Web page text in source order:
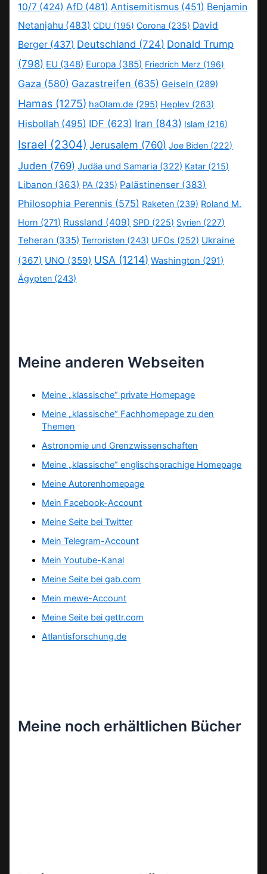
10/7 (424) AfD (481) Antisemitismus (451) Benjamin
Netanjahu (483) CDU (195) Corona (235) David
Berger (437) Deutschland (724) Donald Trump
(798) EU (348) Europa (385) Friedrich Merz (196)
Gaza (580) Gazastreifen (635) Geiseln (289)
Hamas (1275) haOlam.de (295) Heplev (263)
Hisbollah (495) IDF (623) Iran (843) Islam (216)
Israel (2304) Jerusalem (760) Joe Biden (222)
Juden (769) Judäa und Samaria (322) Katar (215)
Libanon (363) PA (235) Palästinenser (383)
Philosophia Perennis (575) Raketen (239) Roland M.
Horn (271) Russland (409) SPD (225) Syrien (227)
Teheran (335) Terroristen (243) UFOs (252) Ukraine
(367) UNO (359) USA (1214) Washington (291)
Ägypten (243)
Meine anderen Webseiten
Meine „klassische“ private Homepage
Meine „klassische“ Fachhomepage zu den
Themen
Astronomie und Grenzwissenschaften
Meine „klassische“ englischsprachige Homepage
Meine Autorenhomepage
Mein Facebook-Account
Meine Seite bei Twitter
Mein Telegram-Account
Mein Youtube-Kanal
Meine Seite bei gab.com
Mein mewe-Account
Meine Seite bei gettr.com
Atlantisforschung.de
Meine noch erhältlichen Bücher